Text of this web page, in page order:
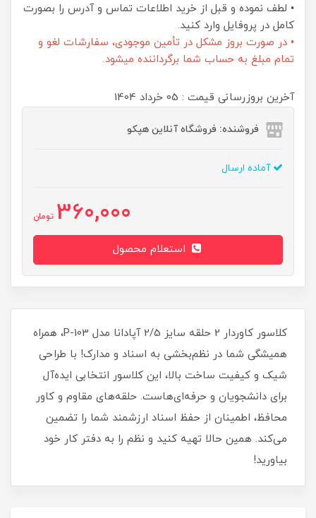
• لطف نموده و قبل از خرید اطلاعات تماس و آدرس را بصورت
کامل در پروفایل وارد کنید.
• در صورت بروز مشکل در تأمین موجودی، سفارشات لغو و
تمام مبلغ به حساب شما برگرداننده میشود.
آخرین بروزرسانی قیمت : 05 خرداد 1404
فروشنده: فروشگاه آنلاین هپکو
آماده ارسال
360,000 تومان
کلاسور کاوردار 2 حلقه سایز 2/5 آپادانا مدل P-103، همراه
همیشگی شما در نظم‌بخشی به اسناد و مدارک! با طراحی
شیک و کیفیت ساخت بالا، این کلاسور انتخابی ایده‌آل
برای دانشجویان و حرفه‌ای‌هاست. حلقه‌های مقاوم و کاور
محافظ، اطمینان از حفظ اسناد ارزشمند شما را تضمین
می‌کند. همین حالا تهیه کنید و نظم را به دفتر کار خود
بیاورید!